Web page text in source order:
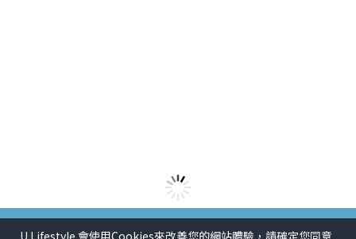
U Lifestyle 會使用Cookies來改善您的網站體驗，請確定您同意